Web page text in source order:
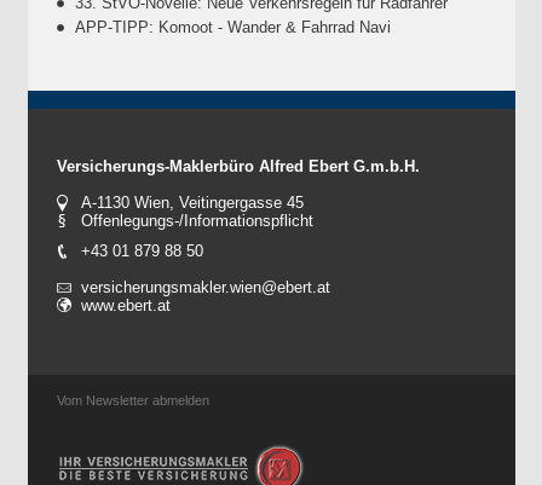
APP-TIPP: Komoot - Wander & Fahrrad Navi
Versicherungs-Maklerbüro Alfred Ebert G.m.b.H.
A-1130 Wien, Veitingergasse 45
Offenlegungs-/Informationspflicht
+43 01 879 88 50
versicherungsmakler.wien@ebert.at
www.ebert.at
Vom Newsletter abmelden